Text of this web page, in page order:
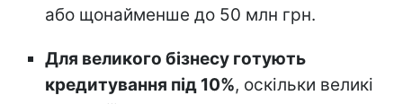
або щонайменше до 50 млн грн.
Для великого бізнесу готують
кредитування під 10%, оскільки великі